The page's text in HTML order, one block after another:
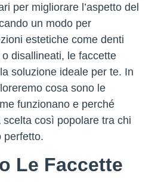
per migliorare l’aspetto del
un modo per
estetiche come denti
disallineati, le faccette
soluzione ideale per te. In
cosa sono le
funzionano e perché
così popolare tra chi
perfetto.
Le Faccette